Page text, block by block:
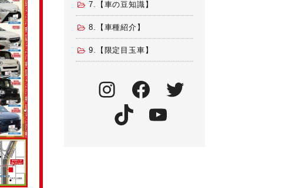
7.【車の豆知識】
8.【車種紹介】
9.【限定目玉車】
Instagram
Facebook
TikTokYouTube